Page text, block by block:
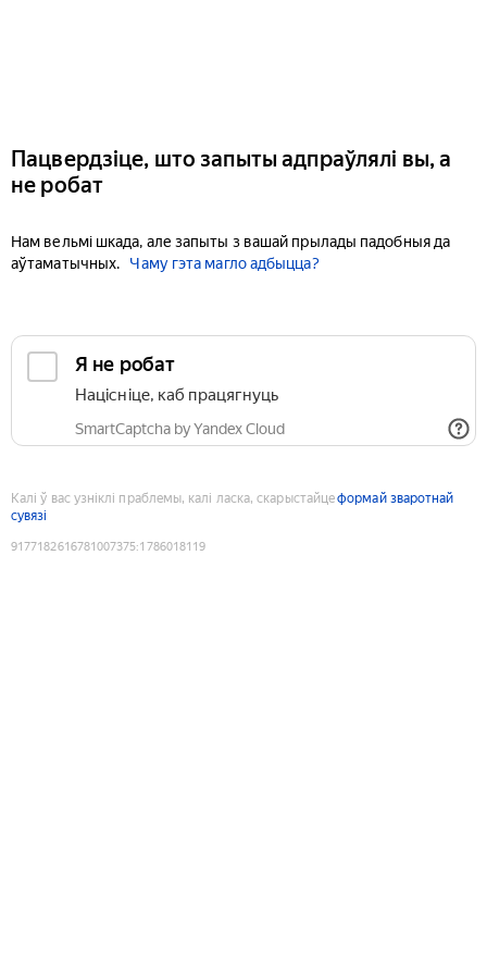
Пацвердзіце, што запыты адпраўлялі вы, а
не робат
Нам вельмі шкада, але запыты з вашай прылады падобныя да
аўтаматычных.
Чаму гэта магло адбыцца?
Я не робат
Націсніце, каб працягнуць
SmartCaptcha by Yandex Cloud
Калі ў вас узніклі праблемы, калі ласка, скарыстайцеформай зваротнай
сувязі
9177182616781007375:1786018119